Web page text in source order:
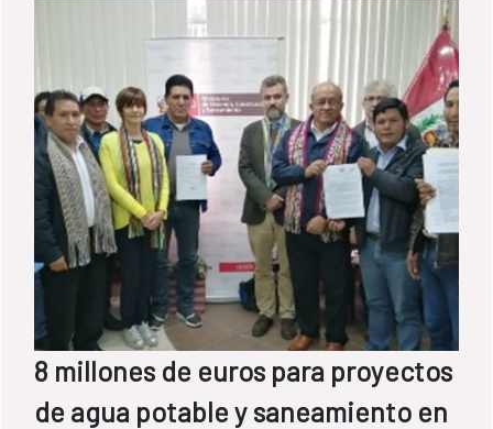
8 millones de euros para proyectos
de agua potable y saneamiento en